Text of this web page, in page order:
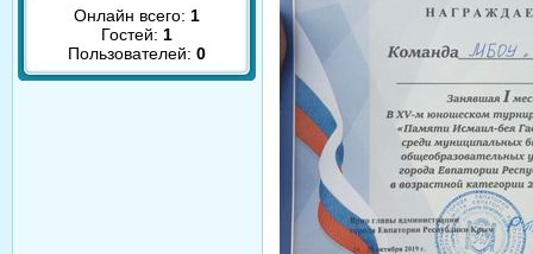
Онлайн всего: 1
Гостей: 1
Пользователей: 0